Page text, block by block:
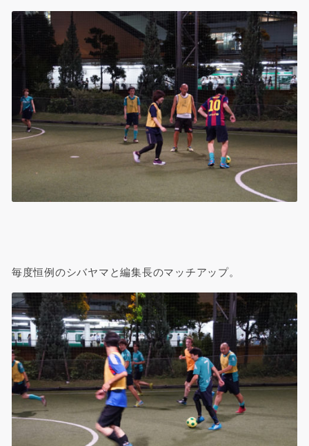
毎度恒例のシバヤマと編集長のマッチアップ。